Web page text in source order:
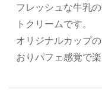
フレッシュな牛乳
トクリームです。
オリジナルカップ
おりパフェ感覚で楽